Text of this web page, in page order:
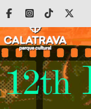
Skip
content
FacebookInstagram
Tiktok